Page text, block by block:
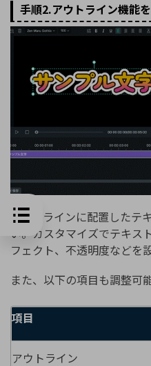
手順2.アウトライン機能
タイムラインに配置したテ
い。カスタマイズでテキス
フェクト、不透明度などを
また、以下の項目も調整可能
項目
アウトライン